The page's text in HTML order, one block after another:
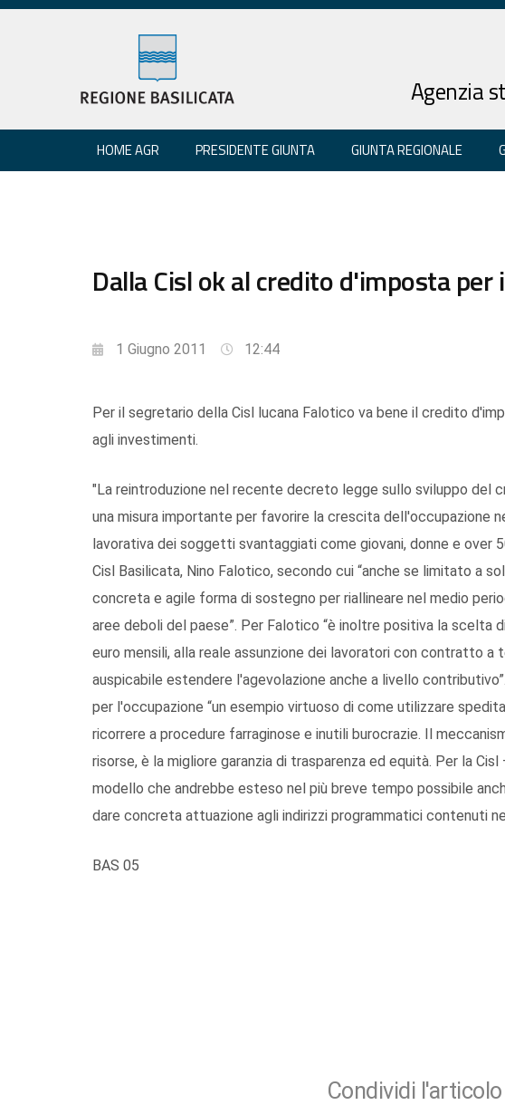
Agenzia
HOME AGR PRESIDENTE GIUNTA GIUNTA REGIONALE
Dalla Cisl ok al credito d'imposta per
1 Giugno 2011 12:44
Per il segretario della Cisl lucana Falotico va bene il credito
agli investimenti.
"La reintroduzione nel recente decreto legge sullo sviluppo del
una misura importante per favorire la crescita dell'occupazione
lavorativa dei soggetti svantaggiati come giovani, donne e over
Cisl Basilicata, Nino Falotico, secondo cui “anche se limitato a
concreta e agile forma di sostegno per riallineare nel medio
aree deboli del paese”. Per Falotico “è inoltre positiva la scelta
euro mensili, alla reale assunzione dei lavoratori con contratto a
auspicabile estendere l'agevolazione anche a livello
per l'occupazione “un esempio virtuoso di come utilizzare
ricorrere a procedure farraginose e inutili burocrazie. Il
risorse, è la migliore garanzia di trasparenza ed equità. Per la
modello che andrebbe esteso nel più breve tempo possibile
dare concreta attuazione agli indirizzi programmatici contenuti
BAS 05
Condividi